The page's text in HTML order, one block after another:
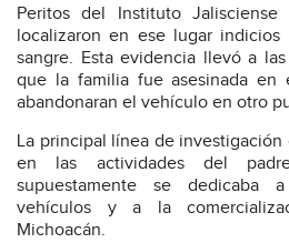
Peritos del Instituto Jalisciense
localizaron en ese lugar
sangre. Esta evidencia llevó a
que la familia fue asesinada en
abandonaran el vehículo en otro
La principal línea de investigación
en las actividades del
supuestamente se dedicaba
vehículos y a la
Michoacán.